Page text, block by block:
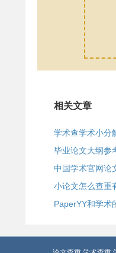
相关文章
学术查学术小分
毕业论文大纲参
中国学术官网论
小论文怎么查重
PaperYY和学术